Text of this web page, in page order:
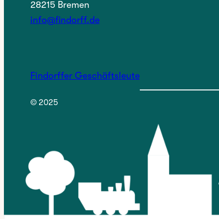
28215 Bremen
info@findorff.de
Findorffer Geschäftsleute
© 2025